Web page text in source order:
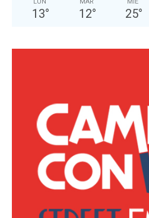
13° 12° 25°